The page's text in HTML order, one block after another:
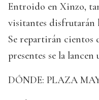
Entroido en Xinzo,
visitantes disfrutarán
Se repartirán cientos
presentes se la lancen
DÓNDE: PLAZA